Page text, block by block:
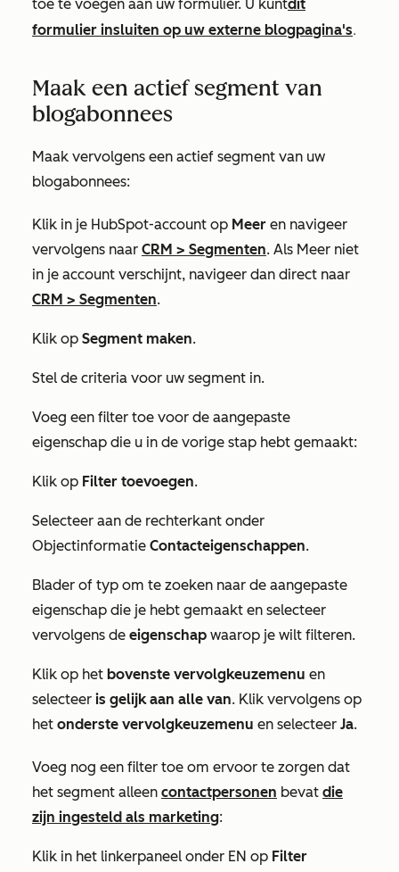
toe te voegen aan uw formulier. U kuntdit
formulier insluiten op uw externe blogpagina's.
Maak een actief segment van
blogabonnees
Maak vervolgens een actief segment van uw
blogabonnees:
Klik in je HubSpot-account op Meer en navigeer
vervolgens naar CRM > Segmenten. Als Meer niet
in je account verschijnt, navigeer dan direct naar
CRM > Segmenten.
Klik op Segment maken.
Stel de criteria voor uw segment in.
Voeg een filter toe voor de aangepaste
eigenschap die u in de vorige stap hebt gemaakt:
Klik op Filter toevoegen.
Selecteer aan de rechterkant onder
Objectinformatie Contacteigenschappen.
Blader of typ om te zoeken naar de aangepaste
eigenschap die je hebt gemaakt en selecteer
vervolgens de eigenschap waarop je wilt filteren.
Klik op het bovenste vervolgkeuzemenu en
selecteer is gelijk aan alle van. Klik vervolgens op
het onderste vervolgkeuzemenu en selecteer Ja.
Voeg nog een filter toe om ervoor te zorgen dat
het segment alleen contactpersonen bevat die
zijn ingesteld als marketing:
Klik in het linkerpaneel onder EN op Filter